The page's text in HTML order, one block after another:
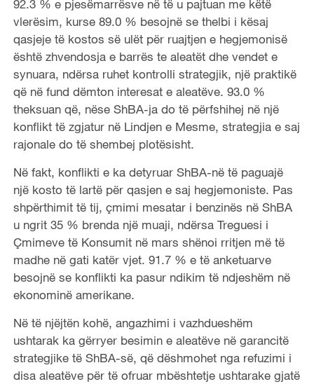
92.3 % e pjesëmarrësve në të u pajtuan me këtë
vlerësim, kurse 89.0 % besojnë se thelbi i kësaj
qasjeje të kostos së ulët për ruajtjen e hegjemonisë
është zhvendosja e barrës te aleatët dhe vendet e
synuara, ndërsa ruhet kontrolli strategjik, një praktikë
që në fund dëmton interesat e aleatëve. 93.0 %
theksuan që, nëse ShBA-ja do të përfshihej në një
konflikt të zgjatur në Lindjen e Mesme, strategjia e saj
rajonale do të shembej plotësisht.
Në fakt, konflikti e ka detyruar ShBA-në të paguajë
një kosto të lartë për qasjen e saj hegjemoniste. Pas
shpërthimit të tij, çmimi mesatar i benzinës në ShBA
u ngrit 35 % brenda një muaji, ndërsa Treguesi i
Çmimeve të Konsumit në mars shënoi rritjen më të
madhe në gati katër vjet. 91.7 % e të anketuarve
besojnë se konflikti ka pasur ndikim të ndjeshëm në
ekonominë amerikane.
Në të njëjtën kohë, angazhimi i vazhdueshëm
ushtarak ka gërryer besimin e aleatëve në garancitë
strategjike të ShBA-së, që dëshmohet nga refuzimi i
disa aleatëve për të ofruar mbështetje ushtarake gjatë